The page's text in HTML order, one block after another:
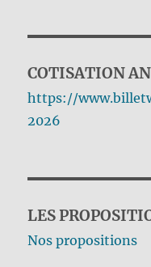
COTISATION
https://
2026
LES
Nos propositions